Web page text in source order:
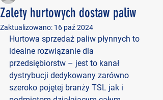
Zalety hurtowych dostaw paliw
Zaktualizowano: 16 paź 2024
Hurtowa sprzedaż paliw płynnych to
idealne rozwiązanie dla
przedsiębiorstw – jest to kanał
dystrybucji dedykowany zarówno
szeroko pojętej branży TSL jak i